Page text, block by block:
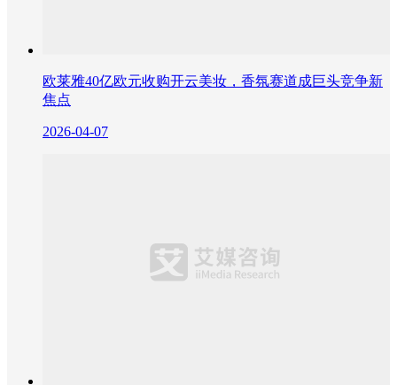
欧莱雅40亿欧元收购开云美妆，香氛赛道成巨头竞争新
焦点
2026-04-07